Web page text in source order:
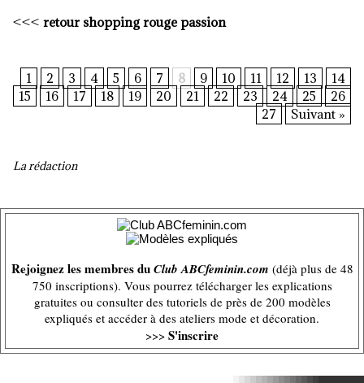
<<< retour shopping rouge passion
1 2 3 4 5 6 7 8 9 10 11 12 13
14
15
16 17 18 19 20 21 22 23 24 25
26
27
Suivant »
La rédaction
Rejoignez les membres duClub ABCfeminin.com (déjà plus de 48
750 inscriptions). Vous pourrez télécharger les explications
gratuites ou consulter des tutoriels de près de 200 modèles
expliqués et accéder à des ateliers mode et décoration.
>>> S'inscrire